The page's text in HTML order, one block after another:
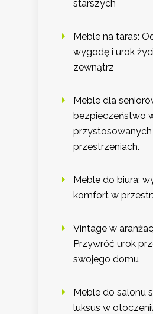
starszych
Meble na taras:
wygodę i urok
zewnątrz
Meble dla
bezpieczeństwo
przystosowanych
przestrzeniach.
Meble do biura:
komfort w
Vintage w
Przywróć urok
swojego domu
Meble do salonu
luksus w